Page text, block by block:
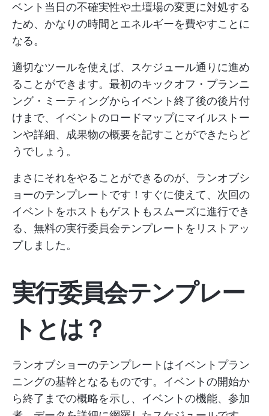
ベント当日の不確実性や土壇場の変更に対処する
ため、かなりの時間とエネルギーを費やすことに
なる。
適切なツールを使えば、スケジュール通りに進め
ることができます。最初のキックオフ・プランニ
ング・ミーティングからイベント終了後の後片付
けまで、イベントのロードマップにマイルストー
ンや詳細、成果物の概要を記すことができたらど
うでしょう。
まさにそれをやることができるのが、ランオブシ
ョーのテンプレートです！すぐに使えて、次回の
イベントをホストもゲストもスムーズに進行でき
る、無料の実行委員会テンプレートをリストアッ
プしました。
実行委員会テンプレー
トとは？
ランオブショーのテンプレートはイベントプラン
ニングの基幹となるものです。イベントの開始か
ら終了までの概略を示し、イベントの機能、参加